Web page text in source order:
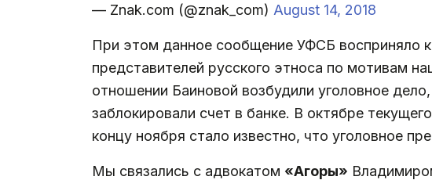
— Znak.com (@znak_com) August 14, 2018
При этом данное сообщение УФСБ восприняло
представителей русского этноса по мотивам
отношении Баиновой возбудили уголовное
заблокировали счет в банке. В октябре
концу ноября стало известно, что уголовное
Мы связались с адвокатом «Агоры»